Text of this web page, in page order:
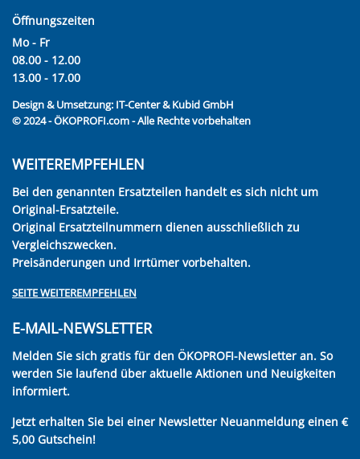
Öffnungszeiten
Mo - Fr
08.00 - 12.00
13.00 - 17.00
Design & Umsetzung: IT-Center & Kubid GmbH
© 2024 - ÖKOPROFI.com - Alle Rechte vorbehalten
WEITEREMPFEHLEN
Bei den genannten Ersatzteilen handelt es sich nicht um
Original-Ersatzteile.
Original Ersatzteilnummern dienen ausschließlich zu
Vergleichszwecken.
Preisänderungen und Irrtümer vorbehalten.
SEITE WEITEREMPFEHLEN
E-MAIL-NEWSLETTER
Melden Sie sich gratis für den ÖKOPROFI-Newsletter an. So
werden Sie laufend über aktuelle Aktionen und Neuigkeiten
informiert.
Jetzt erhalten Sie bei einer Newsletter Neuanmeldung einen €
5,00 Gutschein!